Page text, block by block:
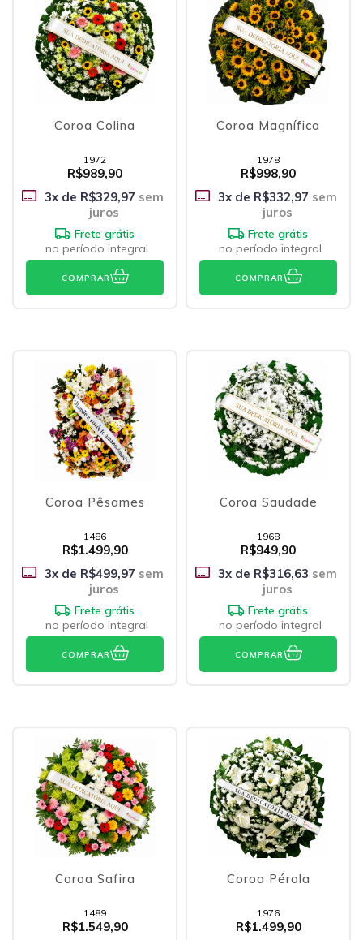
Coroa Colina
1972
R$989,90
3x de R$329,97 sem
juros
Frete grátis
no período integral
COMPRAR
Coroa Magnífica
1978
R$998,90
3x de R$332,97 sem
juros
Frete grátis
no período integral
COMPRAR
Coroa Pêsames
1486
R$1.499,90
3x de R$499,97 sem
juros
Frete grátis
no período integral
COMPRAR
Coroa Saudade
1968
R$949,90
3x de R$316,63 sem
juros
Frete grátis
no período integral
COMPRAR
Coroa Safira
1489
R$1.549,90
Coroa Pérola
1976
R$1.499,90